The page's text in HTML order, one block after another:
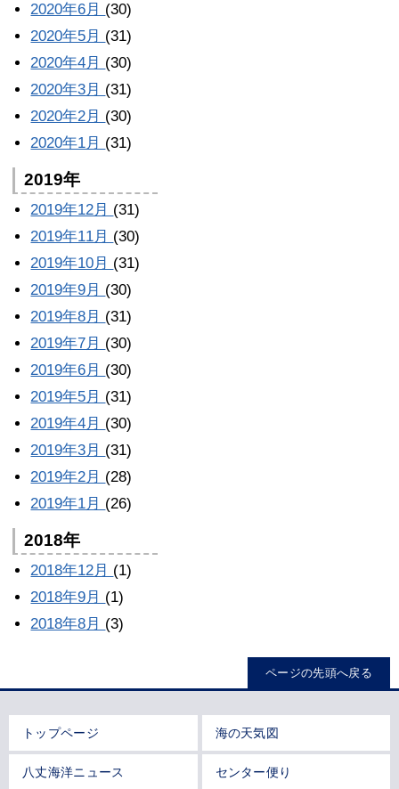
2020年6月 (30)
2020年5月 (31)
2020年4月 (30)
2020年3月 (31)
2020年2月 (30)
2020年1月 (31)
2019年
2019年12月 (31)
2019年11月 (30)
2019年10月 (31)
2019年9月 (30)
2019年8月 (31)
2019年7月 (30)
2019年6月 (30)
2019年5月 (31)
2019年4月 (30)
2019年3月 (31)
2019年2月 (28)
2019年1月 (26)
2018年
2018年12月 (1)
2018年9月 (1)
2018年8月 (3)
ページの先頭へ戻る
トップページ 海の天気図
八丈海洋ニュース センター便り